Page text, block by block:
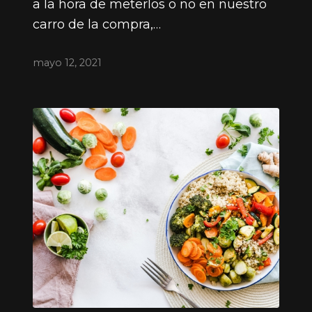
a la hora de meterlos o no en nuestro
carro de la compra,…
mayo 12, 2021